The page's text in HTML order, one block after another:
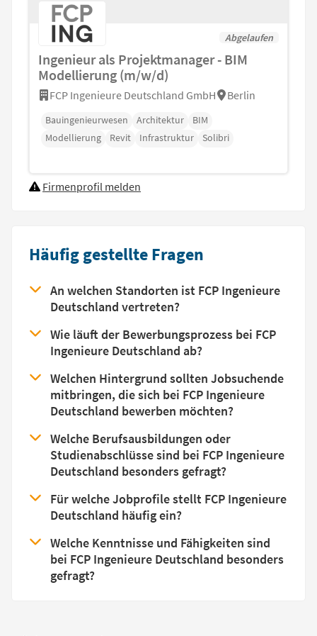
Abgelaufen
Ingenieur als Projektmanager - BIM
Modellierung (m/w/d)
FCP Ingenieure Deutschland GmbH Berlin
Bauingenieurwesen Architektur
BIM
Modellierung
Revit Infrastruktur Solibri
Firmenprofil melden
Häufig gestellte Fragen
An welchen Standorten ist FCP Ingenieure
Deutschland vertreten?
Wie läuft der Bewerbungsprozess bei FCP
Ingenieure Deutschland ab?
Welchen Hintergrund sollten Jobsuchende
mitbringen, die sich bei FCP Ingenieure
Deutschland bewerben möchten?
Welche Berufsausbildungen oder
Studienabschlüsse sind bei FCP Ingenieure
Deutschland besonders gefragt?
Für welche Jobprofile stellt FCP Ingenieure
Deutschland häufig ein?
Welche Kenntnisse und Fähigkeiten sind
bei FCP Ingenieure Deutschland besonders
gefragt?